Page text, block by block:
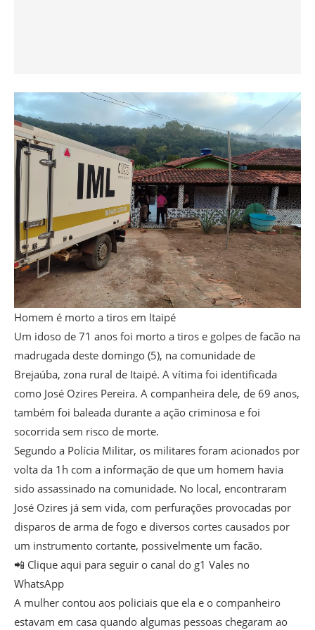
Homem é morto a tiros em Itaipé
Um idoso de 71 anos foi morto a tiros e golpes de facão na
madrugada deste domingo (5), na comunidade de
Brejaúba, zona rural de Itaipé. A vítima foi identificada
como José Ozires Pereira. A companheira dele, de 69 anos,
também foi baleada durante a ação criminosa e foi
socorrida sem risco de morte.
Segundo a Polícia Militar, os militares foram acionados por
volta da 1h com a informação de que um homem havia
sido assassinado na comunidade. No local, encontraram
José Ozires já sem vida, com perfurações provocadas por
disparos de arma de fogo e diversos cortes causados por
um instrumento cortante, possivelmente um facão.
📲 Clique aqui para seguir o canal do g1 Vales no
WhatsApp
A mulher contou aos policiais que ela e o companheiro
estavam em casa quando algumas pessoas chegaram ao